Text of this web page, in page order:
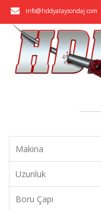
info@hddyataysondaj.com
Makina
Uzunluk
Boru Çapı